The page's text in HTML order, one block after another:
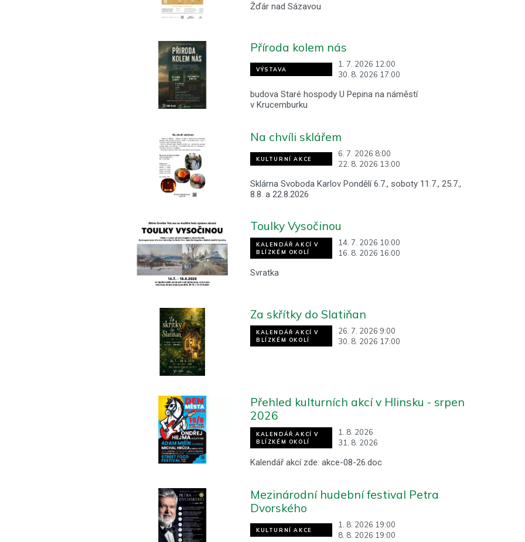
Žďár nad Sázavou
VÝSTAVA
1. 7. 2026 12:00
30. 8. 2026 17:00
Příroda kolem nás
budova Staré hospody U Pepina na náměstí
v Krucemburku
KULTURNÍ AKCE
6. 7. 2026 8:00
22. 8. 2026 13:00
Na chvíli sklářem
Sklárna Svoboda Karlov Pondělí 6.7., soboty 11.7., 25.7.,
8.8. a 22.8.2026
KALENDÁŘ AKCÍ V
BLÍZKÉM OKOLÍ
14. 7. 2026 10:00
16. 8. 2026 16:00
Toulky Vysočinou
Svratka
KALENDÁŘ AKCÍ V
BLÍZKÉM OKOLÍ
26. 7. 2026 9:00
30. 8. 2026 17:00
Za skřítky do Slatiňan
KALENDÁŘ AKCÍ V
BLÍZKÉM OKOLÍ
1. 8. 2026
31. 8. 2026
Přehled kulturních akcí v Hlinsku - srpen
2026
Kalendář akcí zde: akce-08-26.doc
KULTURNÍ AKCE
1. 8. 2026 19:00
8. 8. 2026 19:00
Mezinárodní hudební festival Petra
Dvorského